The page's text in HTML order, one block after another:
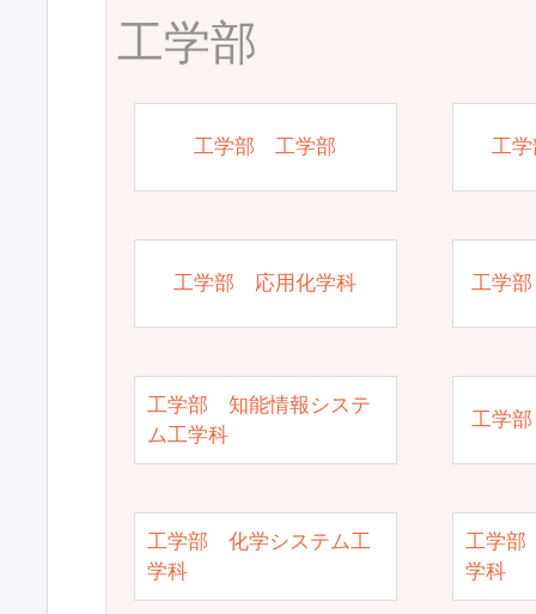
工学部
工学部 工学部 工
工学部 応用化学科 工学
工学部 知能情報システ
ム工学科
工学
工学部 化学システム工
学科
工学部
学科